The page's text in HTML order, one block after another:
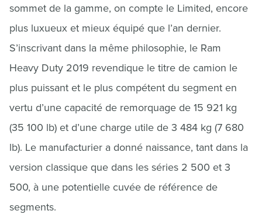
sommet de la gamme, on compte le Limited, encore
plus luxueux et mieux équipé que l’an dernier.
S’inscrivant dans la même philosophie, le Ram
Heavy Duty 2019 revendique le titre de camion le
plus puissant et le plus compétent du segment en
vertu d’une capacité de remorquage de 15 921 kg
(35 100 lb) et d’une charge utile de 3 484 kg (7 680
lb). Le manufacturier a donné naissance, tant dans la
version classique que dans les séries 2 500 et 3
500, à une potentielle cuvée de référence de
segments.